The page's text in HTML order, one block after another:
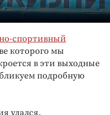
спортивный
которого мы
в эти выходные
подробную